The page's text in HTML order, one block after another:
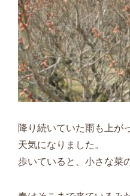
降り続いていた雨も上が
天気になりました。
歩いていると、小さな菜